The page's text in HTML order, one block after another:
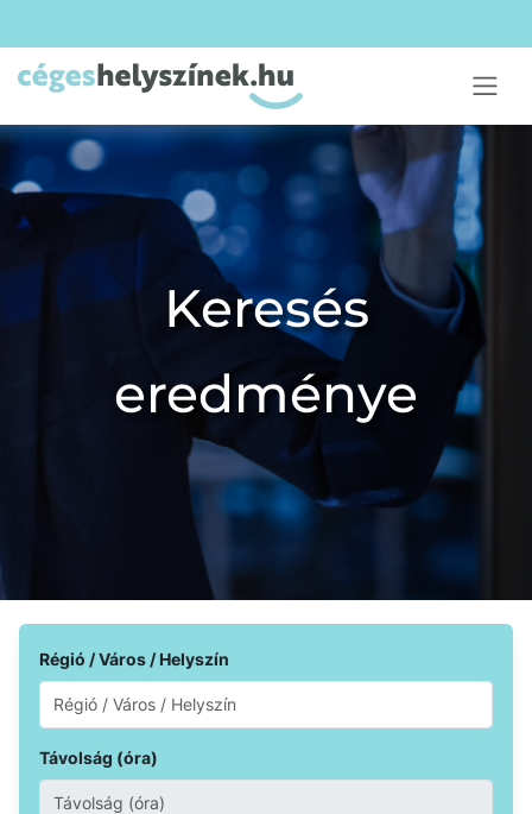
Keresés
eredménye
Régió / Város / Helyszín
Távolság (óra)